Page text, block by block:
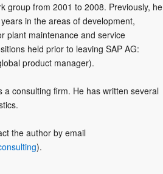
group from 2001 to 2008. Previously, he
in the areas of development,
plant maintenance and service
held prior to leaving SAP AG:
product manager).
a consulting firm. He has written several
the author by email
).